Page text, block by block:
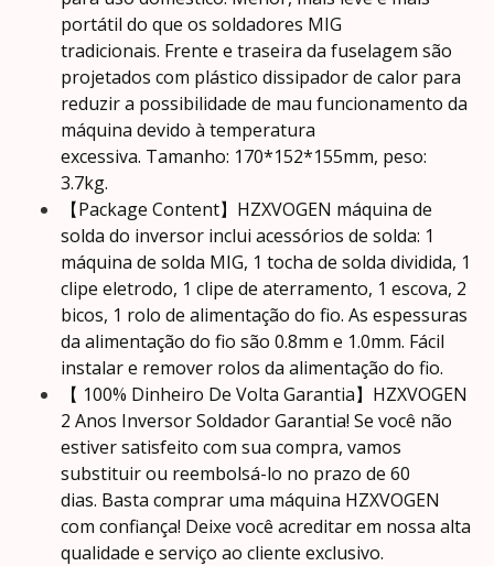
portátil do que os soldadores MIG
tradicionais. Frente e traseira da fuselagem são
projetados com plástico dissipador de calor para
reduzir a possibilidade de mau funcionamento da
máquina devido à temperatura
excessiva. Tamanho: 170*152*155mm, peso:
3.7kg.
【Package Content】HZXVOGEN máquina de
solda do inversor inclui acessórios de solda: 1
máquina de solda MIG, 1 tocha de solda dividida, 1
clipe eletrodo, 1 clipe de aterramento, 1 escova, 2
bicos, 1 rolo de alimentação do fio. As espessuras
da alimentação do fio são 0.8mm e 1.0mm. Fácil
instalar e remover rolos da alimentação do fio.
【 100% Dinheiro De Volta Garantia】HZXVOGEN
2 Anos Inversor Soldador Garantia! Se você não
estiver satisfeito com sua compra, vamos
substituir ou reembolsá-lo no prazo de 60
dias. Basta comprar uma máquina HZXVOGEN
com confiança! Deixe você acreditar em nossa alta
qualidade e serviço ao cliente exclusivo.